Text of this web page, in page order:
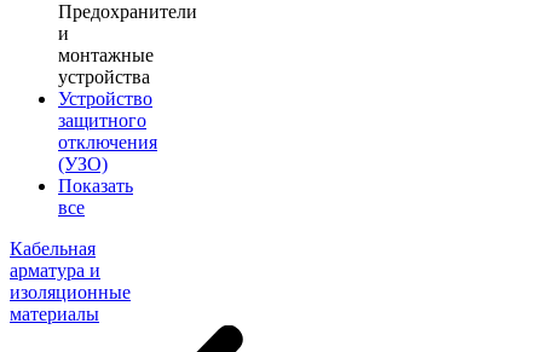
Предохранители
и
монтажные
устройства
Устройство
защитного
отключения
(УЗО)
Показать
все
Кабельная
арматура и
изоляционные
материалы